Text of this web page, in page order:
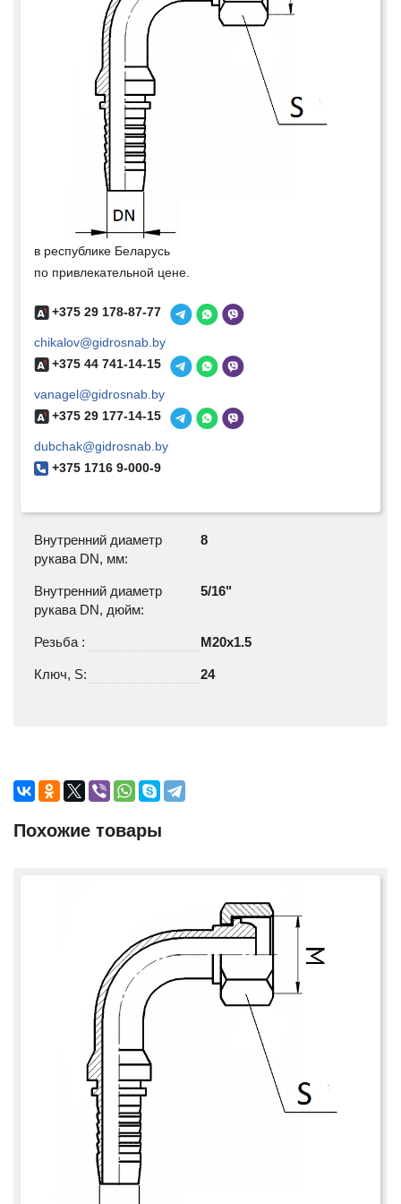
в республике Беларусь
по привлекательной цене.
+375 29 178-87-77
chikalov@gidrosnab.by
+375 44 741-14-15
vanagel@gidrosnab.by
+375 29 177-14-15
dubchak@gidrosnab.by
+375 1716 9-000-9
Внутренний диаметр
рукава DN, мм:
8
Внутренний диаметр
рукава DN, дюйм:
5/16"
Резьба : M20х1.5
Ключ, S: 24
Похожие товары